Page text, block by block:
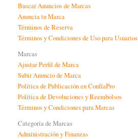
Buscar Anuncios de Marcas
Anuncia tu Marca
Términos de Reserva
Términos y Condiciones de Uso para Usuarios
Marcas
Ajustar Perfil de Marca
Subir Anuncio de Marca
Política de Publicación en ConfíaPro
Política de Devoluciones y Reembolsos
Términos y Condiciones para Marcas
Categoría de Marcas
Administración y Finanzas